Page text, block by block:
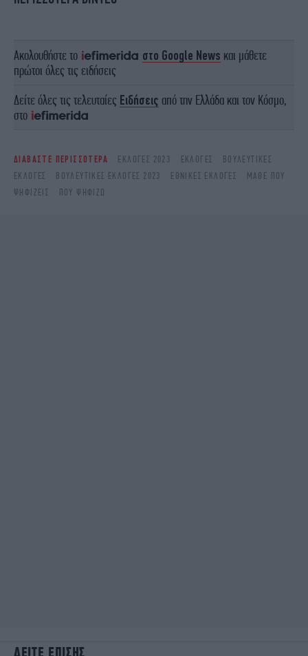
Ακολουθήστε το στο Google News και μάθετε
πρώτοι όλες τις ειδήσεις
Δείτε όλες τις τελευταίες Ειδήσεις από την Ελλάδα και τον Κόσμο,
στο
ΔΙΑΒΑΣΤΕ ΠΕΡΙΣΣΟΤΕΡΑ ΕΚΛΟΓΕΣ 2023 ΕΚΛΟΓΈΣ
ΒΟΥΛΕΥΤΙΚΈΣ
ΕΚΛΟΓΈΣ
ΒΟΥΛΕΥΤΙΚΕΣ ΕΚΛΟΓΕΣ 2023 ΕΘΝΙΚΈΣ ΕΚΛΟΓΈΣ
ΜΑΘΕ ΠΟΥ
ΨΗΦΙΖΕΙΣ
ΠΟΎ ΨΗΦΊΖΩ
ΔΕΙΤΕ ΕΠΙΣΗΣ